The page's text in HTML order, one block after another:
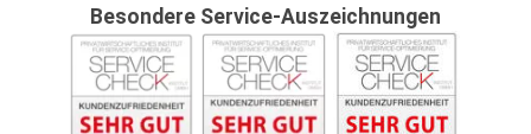
Besondere Service-Auszeichnungen